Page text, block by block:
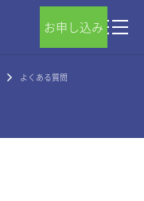
お申し込み
よくある質問